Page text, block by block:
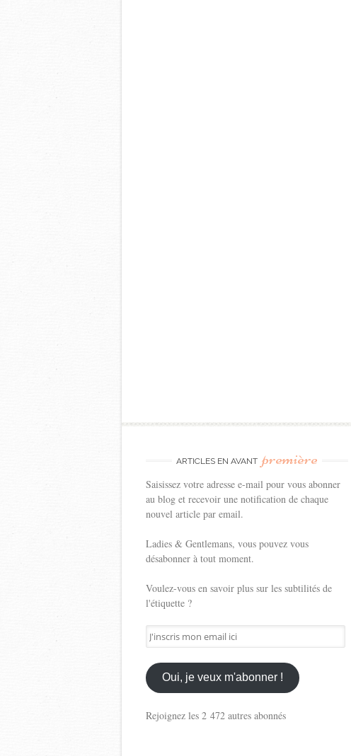
ARTICLES EN AVANT première
Saisissez votre adresse e-mail pour vous abonner
au blog et recevoir une notification de chaque
nouvel article par email.
Ladies & Gentlemans, vous pouvez vous
désabonner à tout moment.
Voulez-vous en savoir plus sur les subtilités de
l'étiquette ?
J'inscris
mon
email
ici
Oui, je veux m'abonner !
Rejoignez les 2 472 autres abonnés